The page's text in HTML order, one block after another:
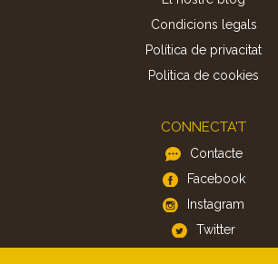
Condicions legals
Política de privacitat
Politica de cookies
CONNECTA'T
Contacte
Facebook
Instagram
Twitter